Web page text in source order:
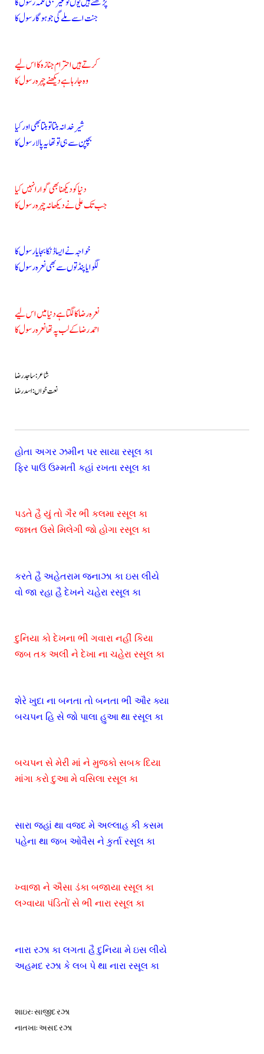
جنت اسے ملے گی جو ہوگا رسول کا
کرتے ہیں احترام جنازہ کا اس لیے
وہ جا رہا ہے دیکھنے چہرہ رسول کا
شیرِ خدا نہ بنتا تو بنتا بھی اور کیا
بچپن سے ہی تو تھا یہ پالا رسول کا
دنیا کو دیکھنا بھی گوارا نہیں کیا
جب تک علی نے دیکھا نہ چہرہ رسول کا
خواجہ نے ایسا ڈنکا بجایا رسول کا
لگوایا پنڈتوں سے بھی نعرہ رسول کا
نعرہ رضا کا لگتا ہے دنیا میں اس لیے
احمد رضا کے لب پہ تھا نعرہ رسول کا
شاعر: ساجد رضا
نعت خواں: اسد رضا
હોતા અગર ઝમીન પર સાયા રસૂલ કા
ફિર પાઉં ઉમ્મતી કહાં રખતા રસૂલ કા
પડતે હૈ યું તો ગૈર ભી કલમા રસૂલ કા
જન્નત ઉસે મિલેગી જો હોગા રસૂલ કા
કરતે હૈ અહેતરામ જનાઝા કા ઇસ લીયે
વો જા રહા હૈ દેખને ચહેરા રસૂલ કા
દુનિયા કો દેખના ભી ગવારા નહીં કિયા
જબ તક અલી ને દેખા ના ચહેરા રસૂલ કા
શેરે ખુદા ના બનતા તો બનતા ભી ઔર ક્યા
બચપન હિ સે જો પાલા હુઆ થા રસૂલ કા
બચપન સે મેરી માં ને મુજકો સબક દિયા
માંગા કરો દુઆ મે વસિલા રસૂલ કા
સારા જહાં થા વજદ મે અલ્લાહ કી કસમ
પહેના થા જબ ઓવૈસ ને કુર્તા રસૂલ કા
ખ્વાજા ને ઐસા ડંકા બજાયા રસૂલ કા
લગ્વાયા પંડિતોં સે ભી નારા રસૂલ કા
નારા રઝા કા લગતા હૈ દુનિયા મે ઇસ લીયે
અહમદ રઝા કે લબ પે થા નારા રસૂલ કા
શાઇર: સાજીદ રઝા
નાતખા: અસદ રઝા